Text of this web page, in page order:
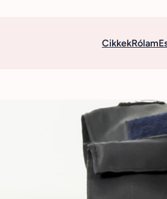
CikkekRólam